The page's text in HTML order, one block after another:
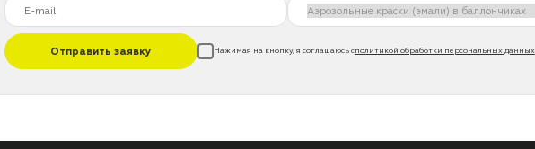
Отправить заявку Нажимая на кнопку, я соглашаюсь сполитикой обработки персональных данных